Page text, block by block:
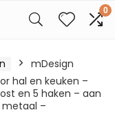
0
mDesign
hal en keuken –
en 5 haken – aan
–